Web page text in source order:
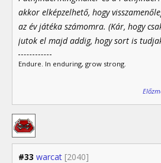
akkor elképzelhető, hogy
az év játéka számomra. (Kár, hogy
jutok el majd addig, hogy sort is
Endure. In enduring, grow strong.
#33 warcat [2040]